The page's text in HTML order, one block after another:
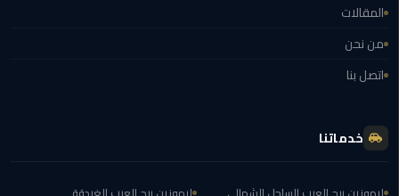
الاهرام
الشيخ
ليموزين
المقالات
من نحن
اتصل بنا
خدماتنا